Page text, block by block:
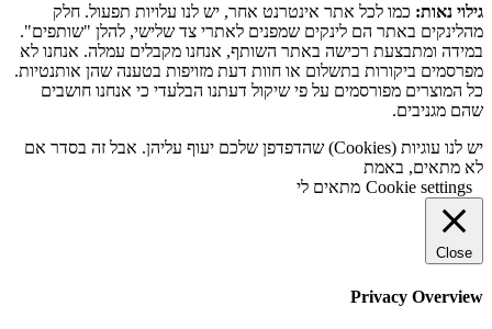
גילוי נאות: כמו לכל אתר אינטרנט אחר, יש לנו עלויות תפעול. חלק
מהלינקים באתר הם לינקים שמפנים לאתרי צד שלישי, להלן "שותפים".
במידה ומתבצעת רכישה באתר השותף, אנחנו מקבלים עמלה. אנחנו לא
מפרסמים ביקורות בתשלום או חוות דעת מזויפות בטענה שהן אותנטיות.
כל המוצרים מפורסמים על פי שיקול דעתנו הבלעדי כי אנחנו חושבים
שהם מגניבים.
יש לנו עוגיות (Cookies) שהדפדפן שלכם יעוף עליהן. אבל זה בסדר אם
לא מתאים, באמת
Cookie settings מתאים לי
Close
Privacy Overview